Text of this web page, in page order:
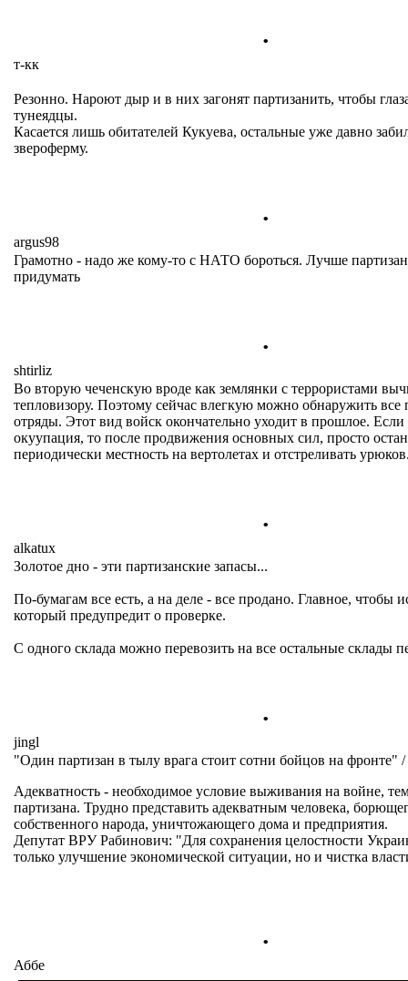
.
т-кк
Резонно. Нароют дыр и в них загонят партизанить, чтобы
тунеядцы.
Касается лишь обитателей Кукуева, остальные уже давно
звероферму.
.
argus98
Грамотно - надо же кому-то с НАТО бороться. Лучше партизан
придумать
.
shtirliz
Во вторую чеченскую вроде как землянки с террористами
тепловизору. Поэтому сейчас влегкую можно обнаружить все
отряды. Этот вид войск окончательно уходит в прошлое. Если
окуупация, то после продвижения основных сил, просто
периодически местность на вертолетах и отстреливать
.
alkatux
Золотое дно - эти партизанские запасы...
По-бумагам все есть, а на деле - все продано. Главное, чтобы
который предупредит о проверке.
С одного склада можно перевозить на все остальные склады
.
jingl
"Один партизан в тылу врага стоит сотни бойцов на
Адекватность - необходимое условие выживания на войне,
партизана. Трудно представить адекватным человека,
собственного народа, уничтожающего дома и предприятия.
Депутат ВРУ Рабинович: "Для сохранения целостности
только улучшение экономической ситуации, но и чистка
.
Аббе